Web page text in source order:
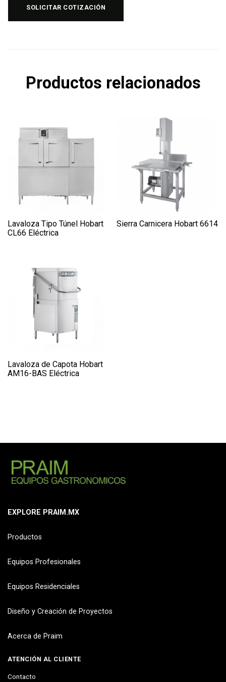
SOLICITAR COTIZACIÓN
Productos relacionados
Lavaloza Tipo Túnel Hobart
CL66 Eléctrica
Sierra Carnicera Hobart 6614
Lavaloza de Capota Hobart
AM16-BAS Eléctrica
EXPLORE PRAIM.MX
Productos
Equipos Profesionales
Equipos Residenciales
Diseño y Creación de Proyectos
Acerca de Praim
ATENCIÓN AL CLIENTE
Contacto